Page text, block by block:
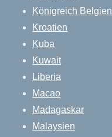
Königreich Belgien
Kroatien
Kuba
Kuwait
Liberia
Macao
Madagaskar
Malaysien